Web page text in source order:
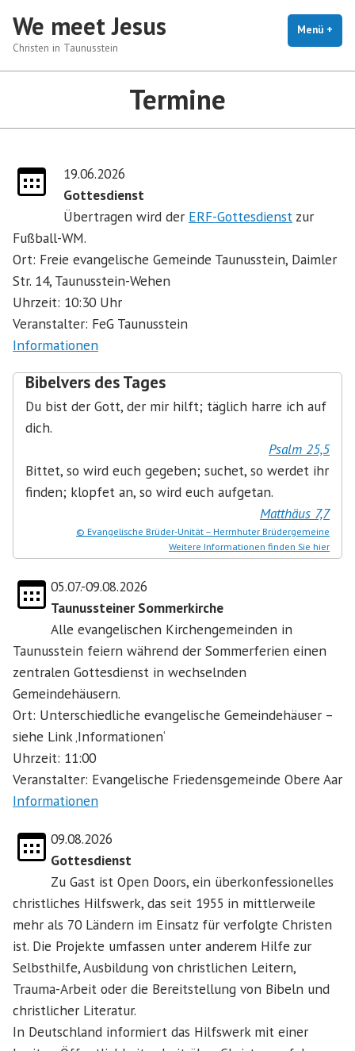
Inhalt
springen
We meet Jesus
Christen in Taunusstein
Menü +
Termine
19.06.2026
Gottesdienst
Übertragen wird der ERF-Gottesdienst zur
Fußball-WM.
Ort: Freie evangelische Gemeinde Taunusstein, Daimler
Str. 14, Taunusstein-Wehen
Uhrzeit: 10:30 Uhr
Veranstalter: FeG Taunusstein
Informationen
Bibelvers des Tages
Du bist der Gott, der mir hilft; täglich harre ich auf
dich.
Psalm 25,5
Bittet, so wird euch gegeben; suchet, so werdet ihr
finden; klopfet an, so wird euch aufgetan.
Matthäus 7,7
© Evangelische Brüder-Unität – Herrnhuter Brüdergemeine
Weitere Informationen finden Sie hier
05.07.-09.08.2026
Taunussteiner Sommerkirche
Alle evangelischen Kirchengemeinden in
Taunusstein feiern während der Sommerferien einen
zentralen Gottesdienst in wechselnden
Gemeindehäusern.
Ort: Unterschiedliche evangelische Gemeindehäuser –
siehe Link ‚Informationen‘
Uhrzeit: 11:00
Veranstalter: Evangelische Friedensgemeinde Obere Aar
Informationen
09.08.2026
Gottesdienst
Zu Gast ist Open Doors, ein überkonfessionelles
christliches Hilfswerk, das seit 1955 in mittlerweile
mehr als 70 Ländern im Einsatz für verfolgte Christen
ist. Die Projekte umfassen unter anderem Hilfe zur
Selbsthilfe, Ausbildung von christlichen Leitern,
Trauma-Arbeit oder die Bereitstellung von Bibeln und
christlicher Literatur.
In Deutschland informiert das Hilfswerk mit einer